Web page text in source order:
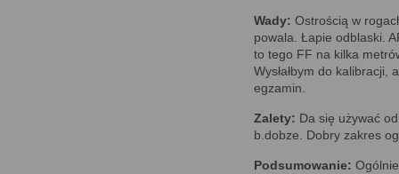
Wady: Ostrością w
powala. Łapie odblaski.
to tego FF na kilka
Wysłałbym do
egzamin.
Zalety: Da się używać
b.dobze. Dobry zakres
Podsumowanie: